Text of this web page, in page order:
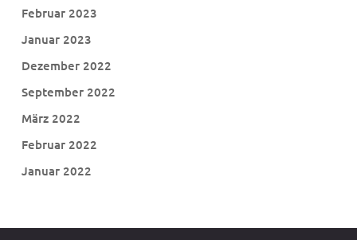
Februar 2023
Januar 2023
Dezember 2022
September 2022
März 2022
Februar 2022
Januar 2022